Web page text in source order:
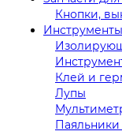
Кнопки,
Инструменты
Клей и
Лупы